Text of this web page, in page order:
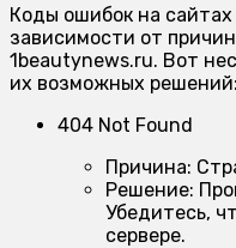
Коды ошибок на сайтах
зависимости от
1beautynews.ru. Вот
их возможных решений:
404 Not Found
Причина:
Решение:
Убедитесь,
сервере.